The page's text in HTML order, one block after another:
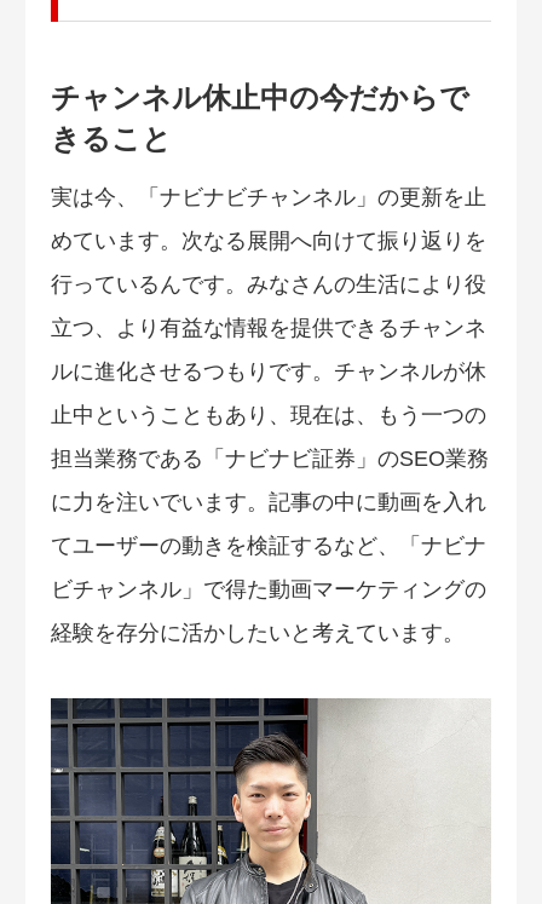
チャンネル休止中の今だからで
きること
実は今、「ナビナビチャンネル」の更新を止
めています。次なる展開へ向けて振り返りを
行っているんです。みなさんの生活により役
立つ、より有益な情報を提供できるチャンネ
ルに進化させるつもりです。チャンネルが休
止中ということもあり、現在は、もう一つの
担当業務である「ナビナビ証券」のSEO業務
に力を注いでいます。記事の中に動画を入れ
てユーザーの動きを検証するなど、「ナビナ
ビチャンネル」で得た動画マーケティングの
経験を存分に活かしたいと考えています。